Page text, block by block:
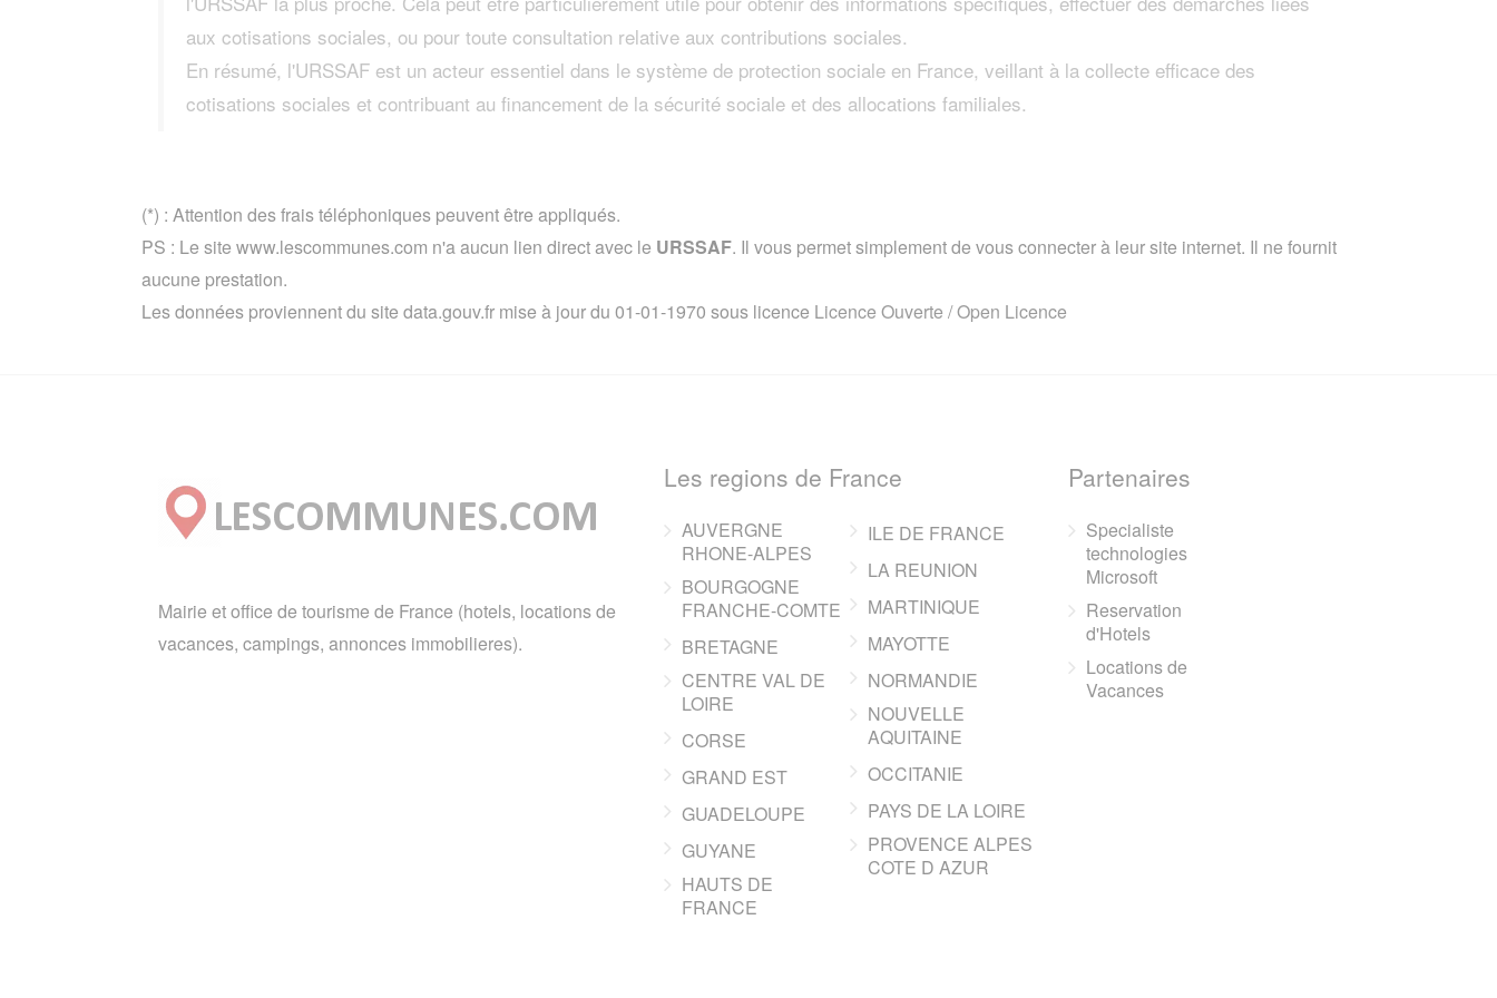
aux cotisations sociales, ou pour toute consultation relative aux contributions sociales.
En résumé, l'URSSAF est un acteur essentiel dans le système de protection sociale en France, veillant à la collecte efficace des
cotisations sociales et contribuant au financement de la sécurité sociale et des allocations familiales.
(*) : Attention des frais téléphoniques peuvent être appliqués.
PS : Le site www.lescommunes.com n'a aucun lien direct avec le URSSAF. Il vous permet simplement de vous connecter à leur site internet. Il ne fournit
aucune prestation.
Les données proviennent du site data.gouv.fr mise à jour du 01-01-1970 sous licence Licence Ouverte / Open Licence
Mairie et office de tourisme de France (hotels, locations de
vacances, campings, annonces immobilieres).
Les regions de France
AUVERGNE
RHONE-ALPES
BOURGOGNE
FRANCHE-COMTE
BRETAGNE
CENTRE VAL DE
LOIRE
CORSE
GRAND EST
GUADELOUPE
GUYANE
HAUTS DE
FRANCE
ILE DE FRANCE
LA REUNION
MARTINIQUE
MAYOTTE
NORMANDIE
NOUVELLE
AQUITAINE
OCCITANIE
PAYS DE LA LOIRE
PROVENCE ALPES
COTE D AZUR
Partenaires
Specialiste
technologies
Microsoft
Reservation
d'Hotels
Locations de
Vacances